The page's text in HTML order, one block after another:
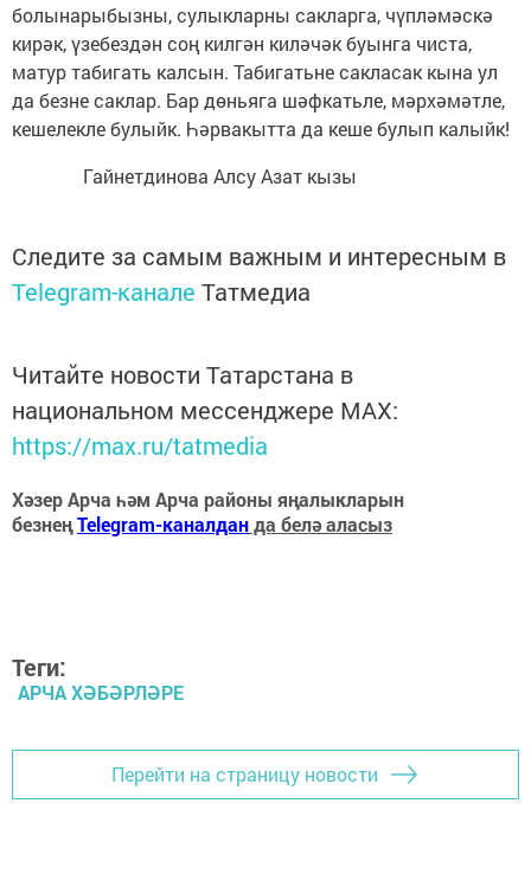
болынарыбызны, сулыкларны сакларга, чүпләмәскә
кирәк, үзебездән соң килгән киләчәк буынга чиста,
матур табигать калсын. Табигатьне сакласак кына ул
да безне саклар. Бар дөньяга шәфкатьле, мәрхәмәтле,
кешелекле булыйк. Һәрвакытта да кеше булып калыйк!
Гайнетдинова Алсу Азат кызы
Следите за самым важным и интересным в
Telegram-канале Татмедиа
Читайте новости Татарстана в
национальном мессенджере MАХ:
https://max.ru/tatmedia
Хәзер Арча һәм Арча районы яңалыкларын
безнеңTelegram-каналданда белә аласыз
Теги:
АРЧА ХӘБӘРЛӘРЕ
Перейти на страницу новости